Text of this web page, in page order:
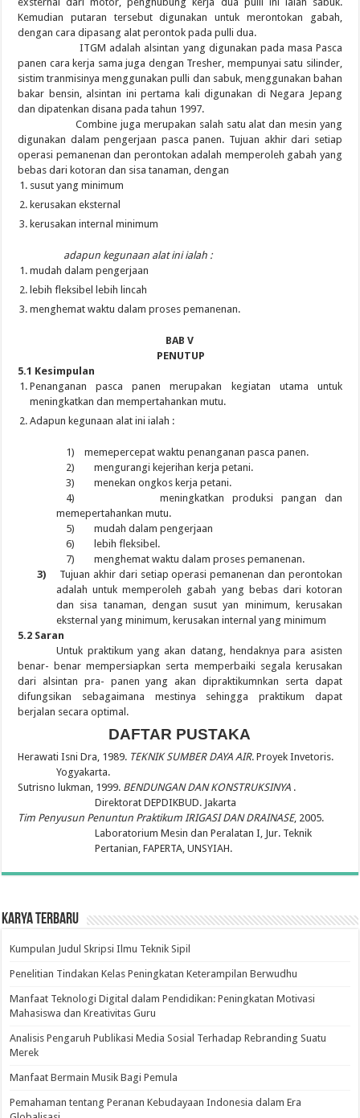
Kemudian putaran tersebut digunakan untuk merontokan gabah,
dengan cara dipasang alat perontok pada pulli dua.
ITGM adalah alsintan yang digunakan pada masa Pasca
panen cara kerja sama juga dengan Tresher, mempunyai satu silinder,
sistim tranmisinya menggunakan pulli dan sabuk, menggunakan bahan
bakar bensin, alsintan ini pertama kali digunakan di Negara Jepang
dan dipatenkan disana pada tahun 1997.
Combine juga merupakan salah satu alat dan mesin yang
digunakan dalam pengerjaan pasca panen. Tujuan akhir dari setiap
operasi pemanenan dan perontokan adalah memperoleh gabah yang
bebas dari kotoran dan sisa tanaman, dengan
susut yang minimum
kerusakan eksternal
kerusakan internal minimum
adapun kegunaan alat ini ialah :
mudah dalam pengerjaan
lebih fleksibel lebih lincah
menghemat waktu dalam proses pemanenan.
BAB V
PENUTUP
5.1 Kesimpulan
Penanganan pasca panen merupakan kegiatan utama untuk
meningkatkan dan mempertahankan mutu.
Adapun kegunaan alat ini ialah :
1)
memepercepat waktu penanganan pasca panen.
2)
mengurangi kejerihan kerja petani.
3)
menekan ongkos kerja petani.
4)
meningkatkan produksi pangan dan
memepertahankan mutu.
5)
mudah dalam pengerjaan
6)
lebih fleksibel.
7)
menghemat waktu dalam proses pemanenan.
3)
Tujuan akhir dari setiap operasi pemanenan dan perontokan
adalah untuk memperoleh gabah yang bebas dari kotoran
dan sisa tanaman, dengan susut yan minimum, kerusakan
eksternal yang minimum, kerusakan internal yang minimum
5.2 Saran
Untuk praktikum yang akan datang, hendaknya para asisten
benar- benar mempersiapkan serta memperbaiki segala kerusakan
dari alsintan pra- panen yang akan dipraktikumnkan serta dapat
difungsikan sebagaimana mestinya sehingga praktikum dapat
berjalan secara optimal.
DAFTAR PUSTAKA
Herawati Isni Dra, 1989. TEKNIK SUMBER DAYA AIR. Proyek Invetoris.
Yogyakarta.
Sutrisno lukman, 1999. BENDUNGAN DAN KONSTRUKSINYA .
Direktorat DEPDIKBUD. Jakarta
Tim Penyusun Penuntun Praktikum IRIGASI DAN DRAINASE, 2005.
Laboratorium Mesin dan Peralatan I, Jur. Teknik
Pertanian, FAPERTA, UNSYIAH.
Karya Terbaru
Kumpulan Judul Skripsi Ilmu Teknik Sipil
Penelitian Tindakan Kelas Peningkatan Keterampilan Berwudhu
Manfaat Teknologi Digital dalam Pendidikan: Peningkatan Motivasi
Mahasiswa dan Kreativitas Guru
Analisis Pengaruh Publikasi Media Sosial Terhadap Rebranding Suatu
Merek
Manfaat Bermain Musik Bagi Pemula
Pemahaman tentang Peranan Kebudayaan Indonesia dalam Era